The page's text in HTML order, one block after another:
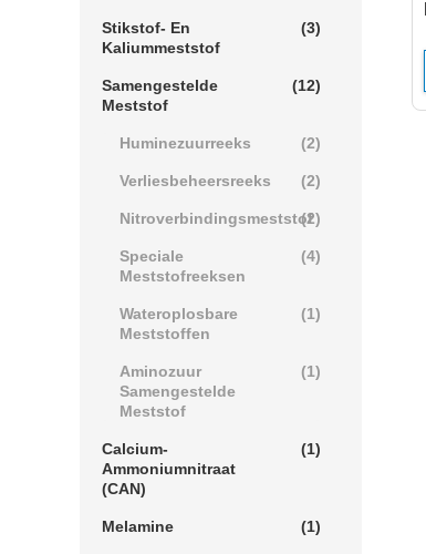
Stikstof- En
Kaliummeststof
(3)
Samengestelde
Meststof
(12)
Huminezuurreeks (2)
Verliesbeheersreeks (2)
Nitroverbindingsmeststof
(2)
Speciale
Meststofreeksen
(4)
Wateroplosbare
Meststoffen
(1)
Aminozuur
Samengestelde
Meststof
(1)
Calcium-
Ammoniumnitraat
(CAN)
(1)
Melamine (1)